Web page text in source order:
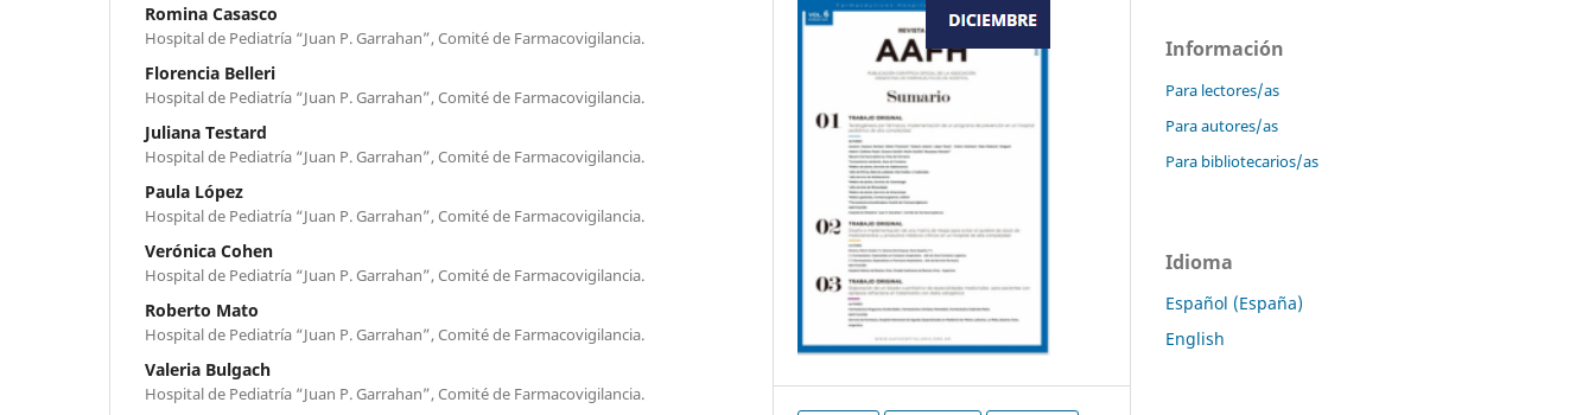
Romina Casasco
Hospital de Pediatría “Juan P. Garrahan”, Comité de Farmacovigilancia.
Florencia Belleri
Hospital de Pediatría “Juan P. Garrahan”, Comité de Farmacovigilancia.
Juliana Testard
Hospital de Pediatría “Juan P. Garrahan”, Comité de Farmacovigilancia.
Paula López
Hospital de Pediatría “Juan P. Garrahan”, Comité de Farmacovigilancia.
Verónica Cohen
Hospital de Pediatría “Juan P. Garrahan”, Comité de Farmacovigilancia.
Roberto Mato
Hospital de Pediatría “Juan P. Garrahan”, Comité de Farmacovigilancia.
Valeria Bulgach
Hospital de Pediatría “Juan P. Garrahan”, Comité de Farmacovigilancia.
Información
Para lectores/as
Para autores/as
Para bibliotecarios/as
Idioma
Español (España)
English